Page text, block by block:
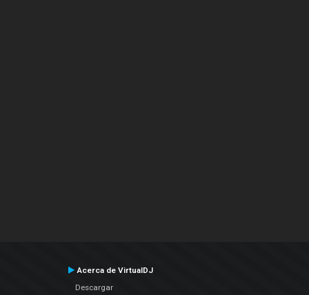
Acerca de VirtualDJ
Descargar